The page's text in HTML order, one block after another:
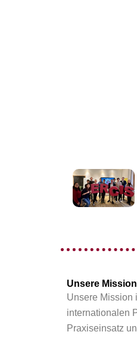
Unsere Mission
Unsere Mission
internationalen
Praxiseinsatz